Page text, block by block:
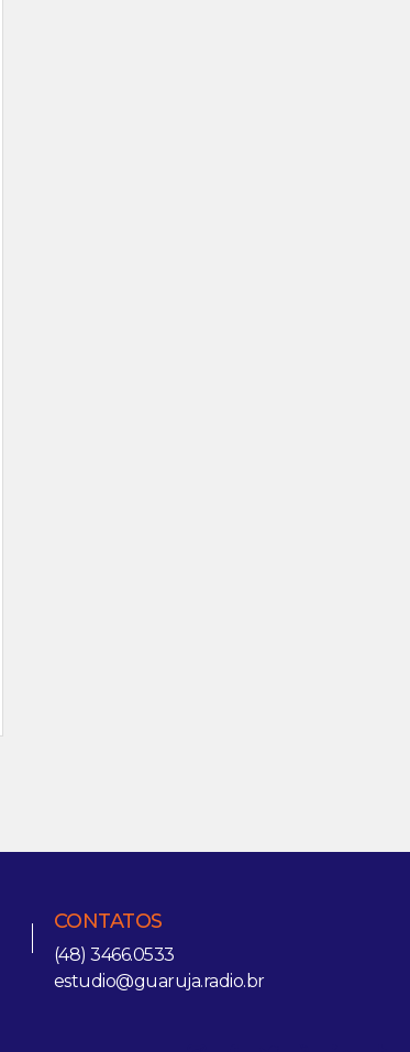
CONTATOS
(48) 3466.0533
estudio@guaruja.radio.br